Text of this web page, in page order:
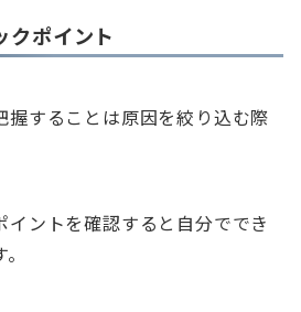
クポイント
握することは原因を絞り込む際
イントを確認すると自分ででき